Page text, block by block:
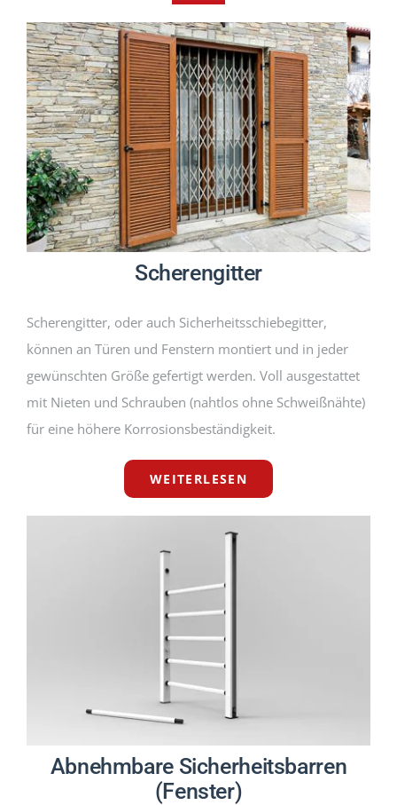
PROJEKTE
AKTUELLES
CONTACT
DEUTSCH
Scherengitter
Scherengitter, oder auch Sicherheitsschiebegitter,
können an Türen und Fenstern montiert und in jeder
gewünschten Größe gefertigt werden. Voll ausgestattet
mit Nieten und Schrauben (nahtlos ohne Schweißnähte)
für eine höhere Korrosionsbeständigkeit.
WEITERLESEN
Abnehmbare Sicherheitsbarren
(Fenster)